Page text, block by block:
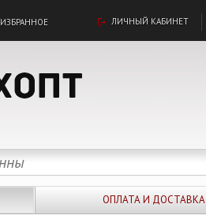
ИЗБРАННОЕ ЛИЧНЫЙ КАБИНЕТ
ОПЛАТА И ДОСТАВКА